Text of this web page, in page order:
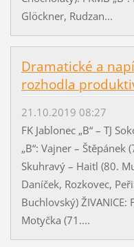
Glöckner, Rudzan...
Dramatické a
rozhodla
21.10.2019 08:27
FK Jablonec „B“ – TJ
„B“: Vajner – Štěpánek
Skuhravý – Haitl (80.
Daníček, Rozkovec,
Buchlovský)
Motyčka (71....